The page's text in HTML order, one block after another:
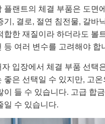
플랜트의 체결 부품은 도면
기, 결로, 절연 침전물, 갈바
합한 재질이라 하더라도 볼
등 여러 변수를 고려해야 합
자 입장에서 체결 부품 선택
좋은 선택일 수 있지만, 고
이 들 수 있습니다. 고급 합
일 수 있습니다.